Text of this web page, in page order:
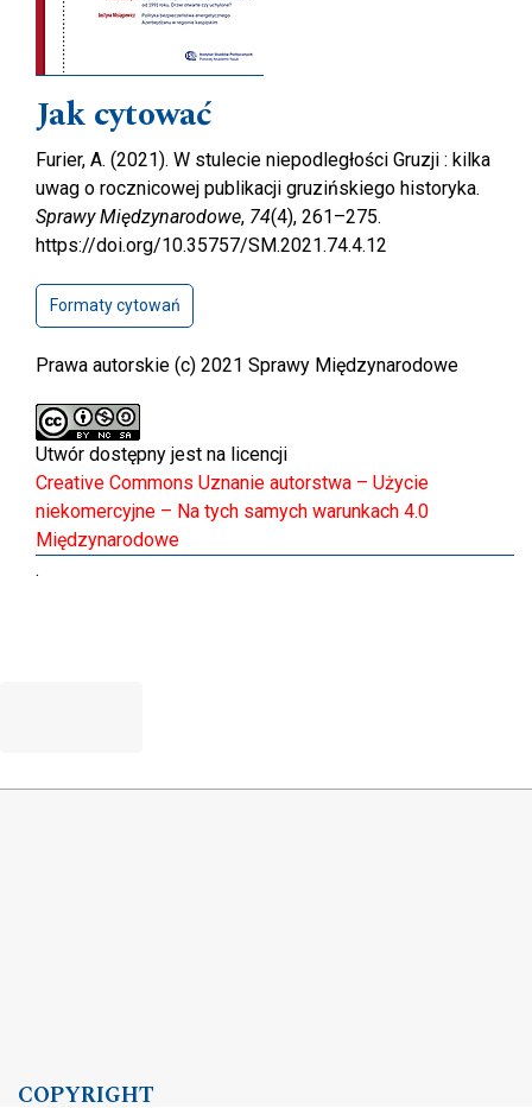
Jak cytować
Furier, A. (2021). W stulecie niepodległości Gruzji : kilka
uwag o rocznicowej publikacji gruzińskiego historyka.
Sprawy Międzynarodowe, 74(4), 261–275.
https://doi.org/10.35757/SM.2021.74.4.12
Formaty cytowań
Prawa autorskie (c) 2021 Sprawy Międzynarodowe
Utwór dostępny jest na licencji
Creative Commons Uznanie autorstwa – Użycie
niekomercyjne – Na tych samych warunkach 4.0
Międzynarodowe
.
COPYRIGHT